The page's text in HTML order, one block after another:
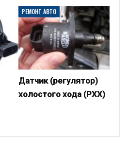
РЕМОНТ АВТО
Датчик (регулятор)
холостого хода (РХХ)